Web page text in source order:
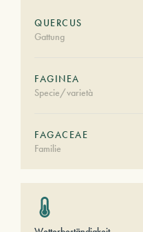
QUERCUS
Gattung
FAGINEA
Specie/varietà
FAGACEAE
Familie